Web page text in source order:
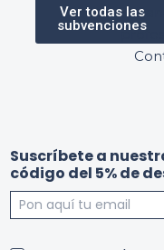
Ver todas las
subvenciones
Suscríbete a
código del 5% de